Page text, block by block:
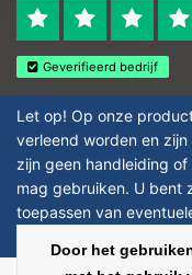
Geverifieerd bedrijf
Let op! Op onze
verleend worden en
zijn geen handleiding
mag gebruiken. U bent
toepassen van
Door het